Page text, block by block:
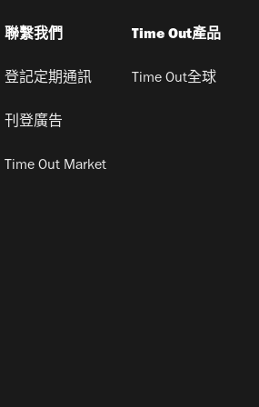
聯繫我們
登記定期通訊
刊登廣告
Time Out Market
Time Out產品
Time Out全球